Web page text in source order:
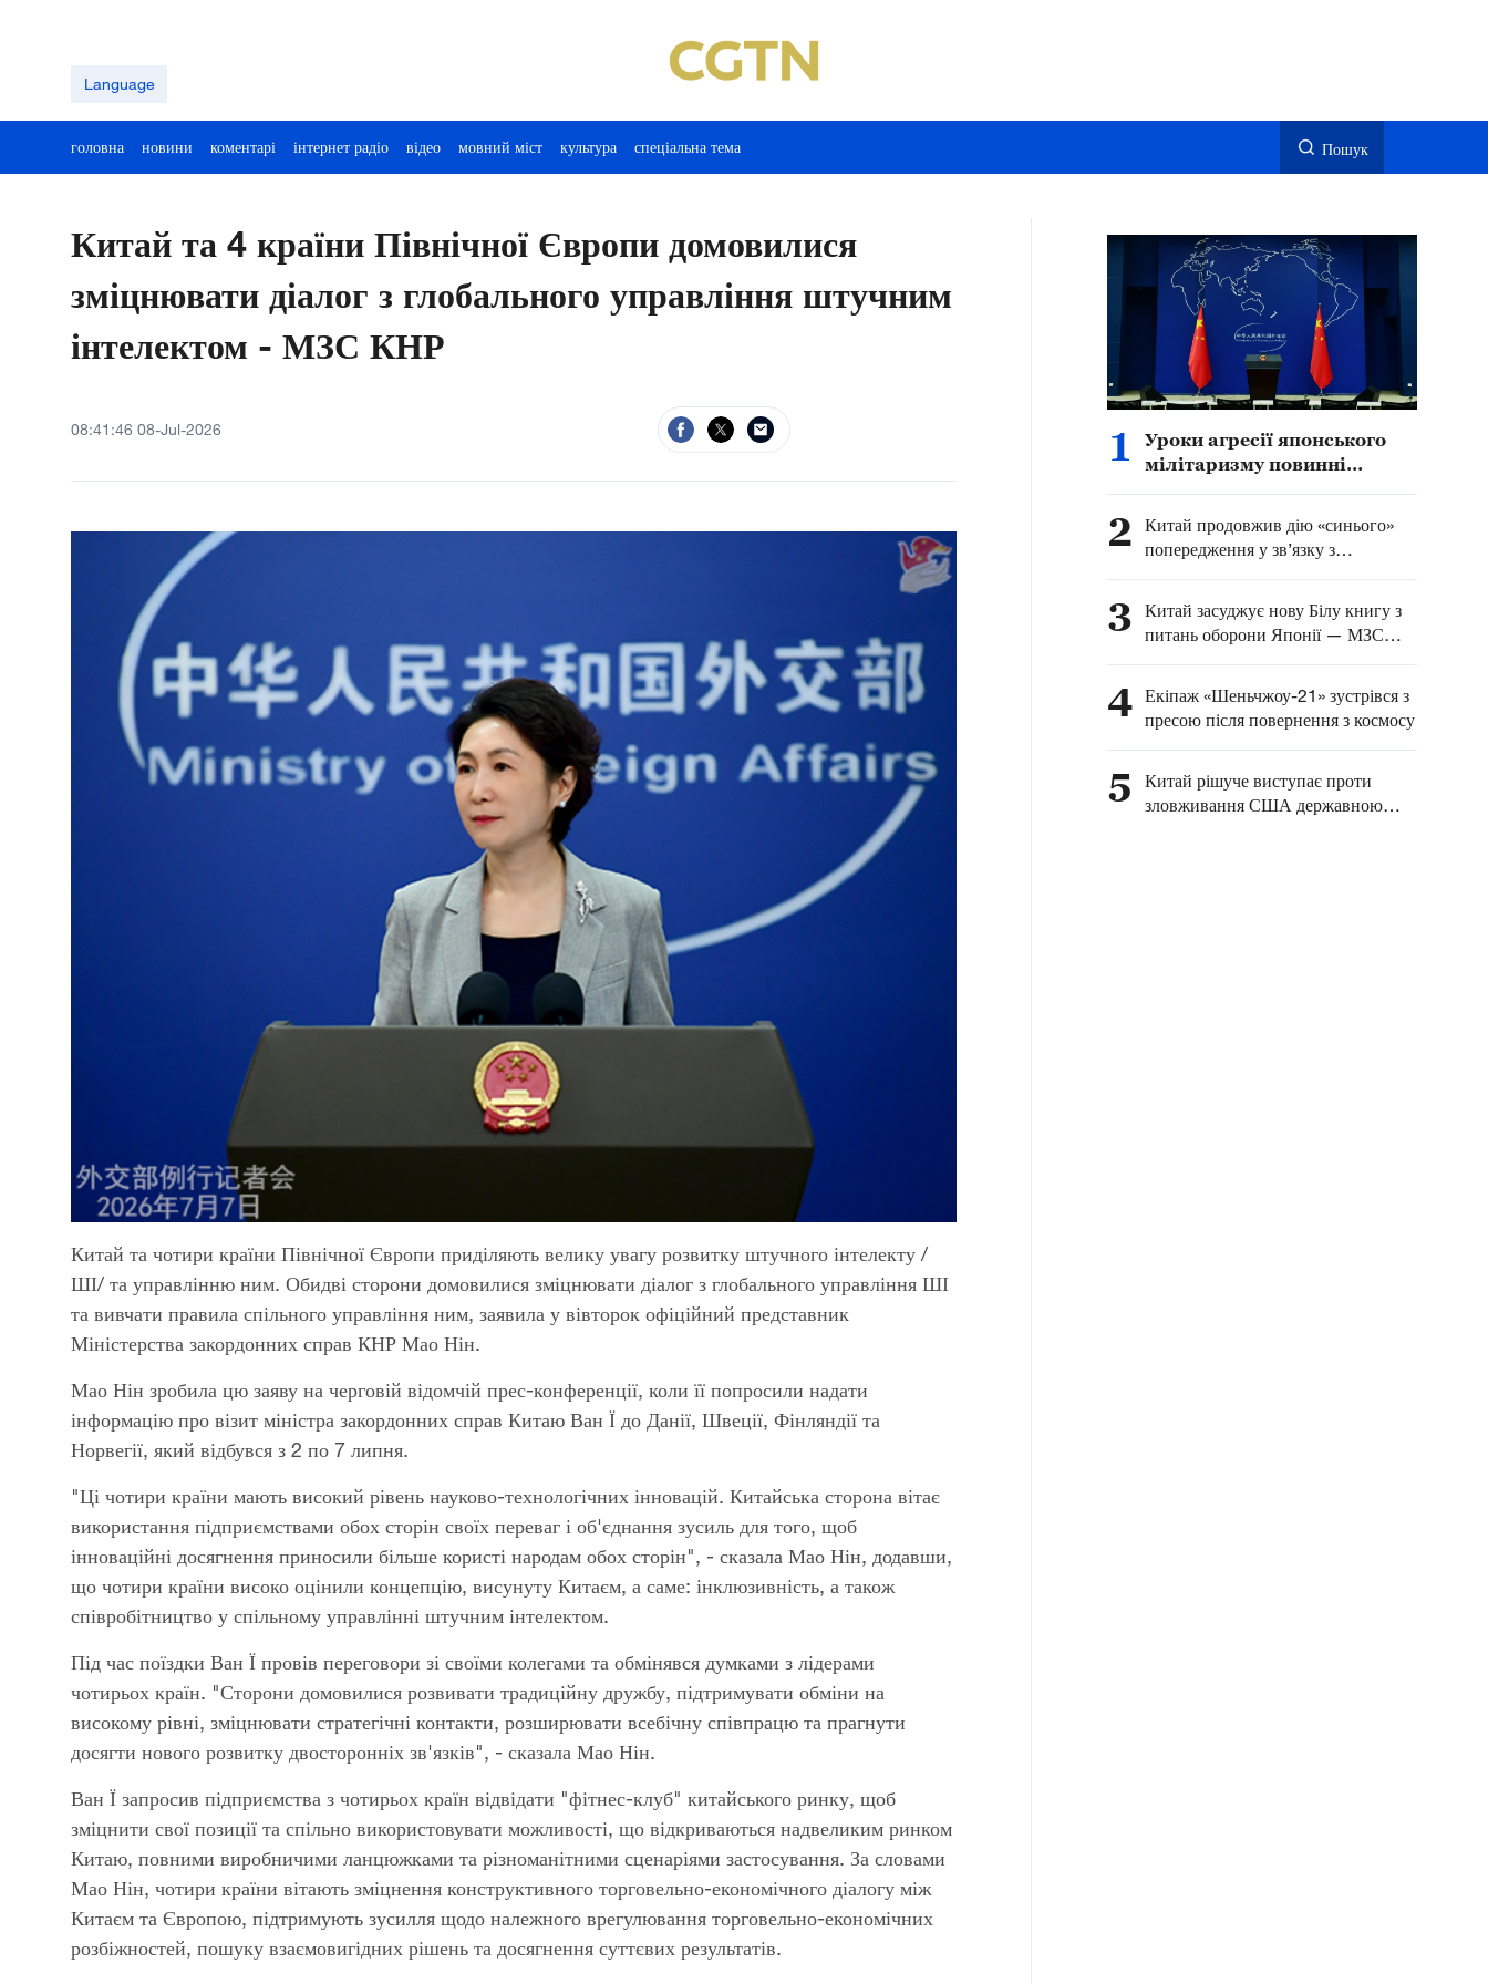
Language
головна новини коментарі інтернет радіо відео мовний міст культура спеціальна тема Пошук
Китай та 4 країни Північної Європи домовилися
зміцнювати діалог з глобального управління штучним
інтелектом - МЗС КНР
08:41:46 08-Jul-2026
Китай та чотири країни Північної Європи приділяють велику увагу розвитку штучного інтелекту /
ШІ/ та управлінню ним. Обидві сторони домовилися зміцнювати діалог з глобального управління ШІ
та вивчати правила спільного управління ним, заявила у вівторок офіційний представник
Міністерства закордонних справ КНР Мао Нін.
Мао Нін зробила цю заяву на черговій відомчій прес-конференції, коли її попросили надати
інформацію про візит міністра закордонних справ Китаю Ван Ї до Данії, Швеції, Фінляндії та
Норвегії, який відбувся з 2 по 7 липня.
"Ці чотири країни мають високий рівень науково-технологічних інновацій. Китайська сторона вітає
використання підприємствами обох сторін своїх переваг і об'єднання зусиль для того, щоб
інноваційні досягнення приносили більше користі народам обох сторін", - сказала Мао Нін, додавши,
що чотири країни високо оцінили концепцію, висунуту Китаєм, а саме: інклюзивність, а також
співробітництво у спільному управлінні штучним інтелектом.
Під час поїздки Ван Ї провів переговори зі своїми колегами та обмінявся думками з лідерами
чотирьох країн. "Сторони домовилися розвивати традиційну дружбу, підтримувати обміни на
високому рівні, зміцнювати стратегічні контакти, розширювати всебічну співпрацю та прагнути
досягти нового розвитку двосторонніх зв'язків", - сказала Мао Нін.
Ван Ї запросив підприємства з чотирьох країн відвідати "фітнес-клуб" китайського ринку, щоб
зміцнити свої позиції та спільно використовувати можливості, що відкриваються надвеликим ринком
Китаю, повними виробничими ланцюжками та різноманітними сценаріями застосування. За словами
Мао Нін, чотири країни вітають зміцнення конструктивного торговельно-економічного діалогу між
Китаєм та Європою, підтримують зусилля щодо належного врегулювання торговельно-економічних
розбіжностей, пошуку взаємовигідних рішень та досягнення суттєвих результатів.
1
Уроки агресії японського
мілітаризму повинні
2 Китай продовжив дію «синього»
попередження у зв’язку з
наближенням тайфуну «Долфін»
3 Китай засуджує нову Білу книгу з
питань оборони Японії — МЗС
КНР
4 Екіпаж «Шеньчжоу-21» зустрівся з
пресою після повернення з космосу
5
Китай рішуче виступає проти
зловживання США державною